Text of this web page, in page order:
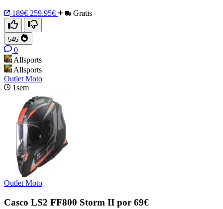
189€ 259.95€ Gratis
545
0
Allsports
Allsports
Outlet Moto
1sem
Outlet Moto
Casco LS2 FF800 Storm II por 69€